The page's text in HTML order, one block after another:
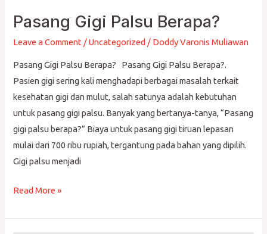
Pasang Gigi Palsu Berapa?
Leave a Comment /Uncategorized / Doddy Varonis Muliawan
Pasang Gigi Palsu Berapa? Pasang Gigi Palsu Berapa?.
Pasien gigi sering kali menghadapi berbagai masalah terkait
kesehatan gigi dan mulut, salah satunya adalah kebutuhan
untuk pasang gigi palsu. Banyak yang bertanya-tanya, “Pasang
gigi palsu berapa?” Biaya untuk pasang gigi tiruan lepasan
mulai dari 700 ribu rupiah, tergantung pada bahan yang dipilih.
Gigi palsu menjadi
Pasang
Berapa?
Read More »